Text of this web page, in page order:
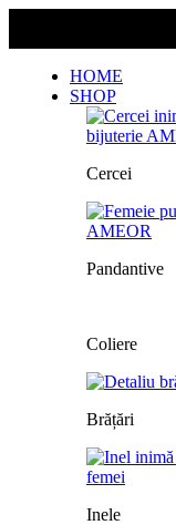
HOME
SHOP
Cercei
Pandantive
Coliere
Brățări
Inele